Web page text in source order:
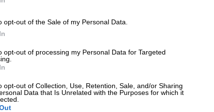
opt-out of the Sale of my Personal Data.
opt-out of processing my Personal Data for Targeted
opt-out of Collection, Use, Retention, Sale, and/or Sharing
Data that Is Unrelated with the Purposes for which it
Οικονομία |19.01.2026 04:00
δικαιούνται έκπτωση 20%